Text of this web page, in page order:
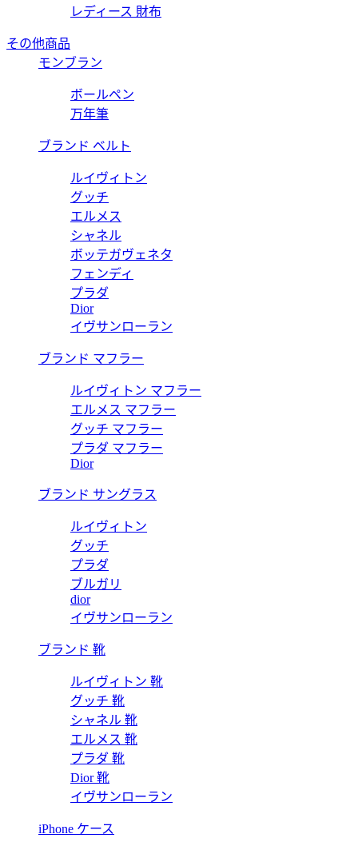
レディース 財布
その他商品
モンブラン
ボールペン
万年筆
ブランド ベルト
ルイヴィトン
グッチ
エルメス
シャネル
ボッテガヴェネタ
フェンディ
プラダ
Dior
イヴサンローラン
ブランド マフラー
ルイヴィトン マフラー
エルメス マフラー
グッチ マフラー
プラダ マフラー
Dior
ブランド サングラス
ルイヴィトン
グッチ
プラダ
ブルガリ
dior
イヴサンローラン
ブランド 靴
ルイヴィトン 靴
グッチ 靴
シャネル 靴
エルメス 靴
プラダ 靴
Dior 靴
イヴサンローラン
iPhone ケース